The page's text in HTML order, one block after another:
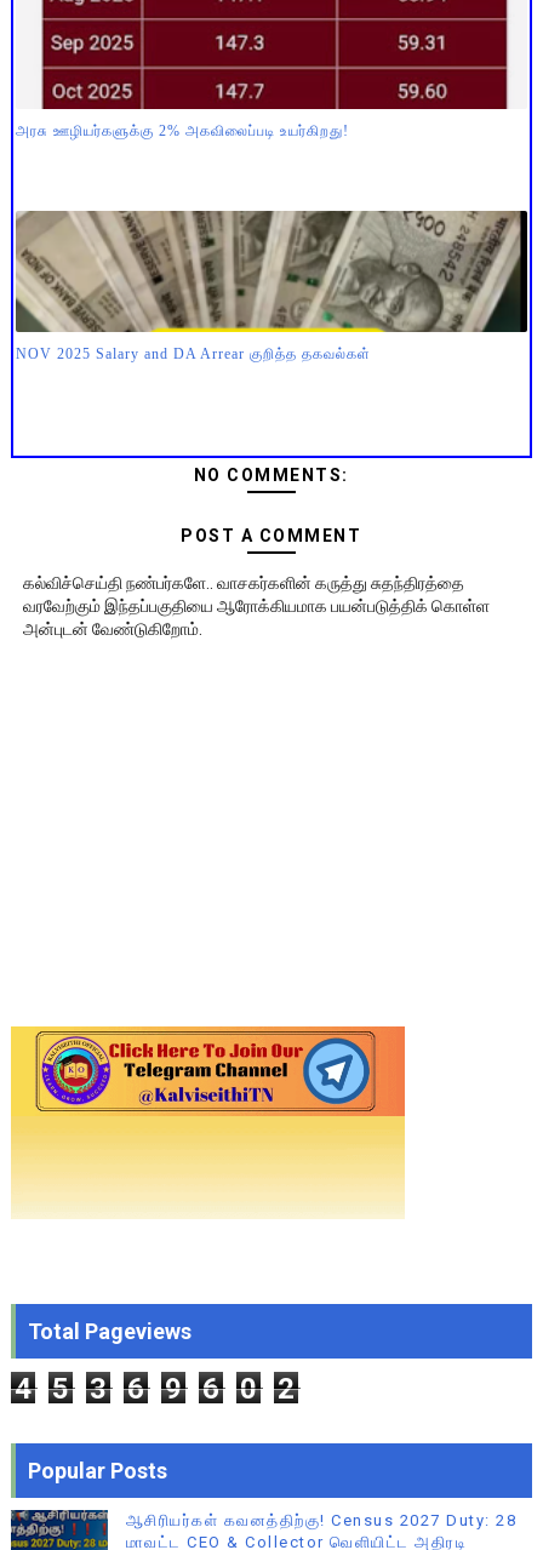
அரசு ஊழியர்களுக்கு 2% அகவிலைப்படி உயர்கிறது!
NOV 2025 Salary and DA Arrear குறித்த தகவல்கள்
NO COMMENTS:
POST A COMMENT
கல்விச்செய்தி நண்பர்களே.. வாசகர்களின் கருத்து சுதந்திரத்தை
வரவேற்கும் இந்தப்பகுதியை ஆரோக்கியமாக பயன்படுத்திக் கொள்ள
அன்புடன் வேண்டுகிறோம்.
Total Pageviews
4 5 3 6 9 6 0 2
Popular Posts
ஆசிரியர்கள் கவனத்திற்கு! Census 2027 Duty: 28
மாவட்ட CEO & Collector வெளியிட்ட அதிரடி